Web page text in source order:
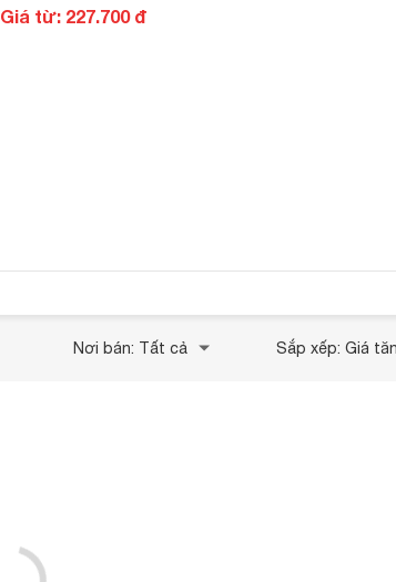
Giá từ: 227.700 đ
Nơi bán: Tất cả Sắp xếp: Giá